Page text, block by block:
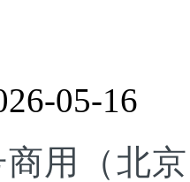
05-16
用（北